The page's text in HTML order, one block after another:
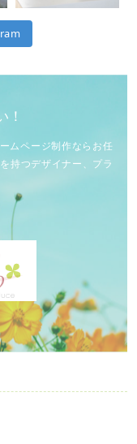
ムページ制作ならお任
持つデザイナー、プラ